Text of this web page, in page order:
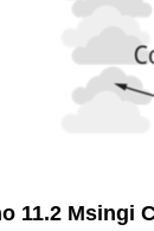
11.2 Msingi